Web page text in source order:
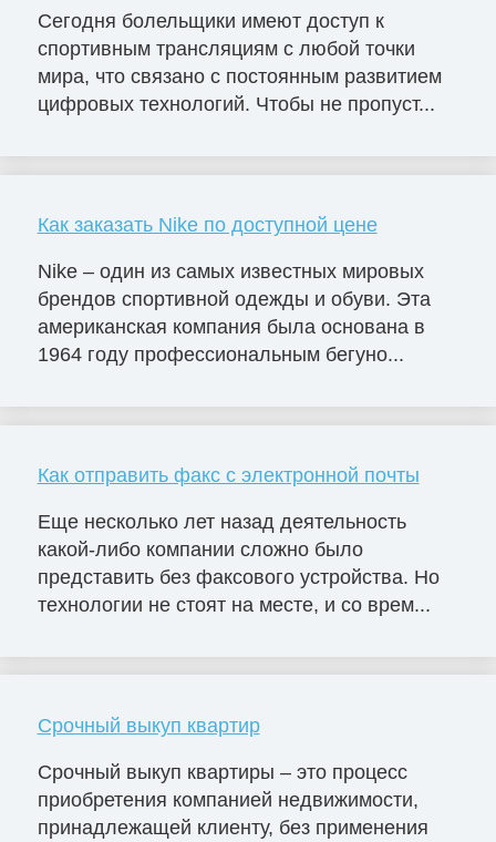
Сегодня болельщики имеют доступ к
спортивным трансляциям с любой точки
мира, что связано с постоянным развитием
цифровых технологий. Чтобы не пропуст...
Как заказать Nike по доступной цене
Nike – один из самых известных мировых
брендов спортивной одежды и обуви. Эта
американская компания была основана в
1964 году профессиональным бегуно...
Как отправить факс с электронной почты
Еще несколько лет назад деятельность
какой-либо компании сложно было
представить без факсового устройства. Но
технологии не стоят на месте, и со врем...
Срочный выкуп квартир
Срочный выкуп квартиры – это процесс
приобретения компанией недвижимости,
принадлежащей клиенту, без применения